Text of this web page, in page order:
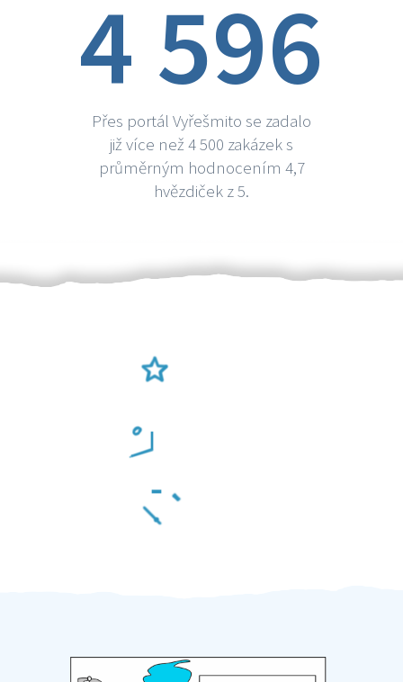
4 596
Přes portál Vyřešmito se zadalo
již více než 4 500 zakázek s
průměrným hodnocením 4,7
hvězdiček z 5.